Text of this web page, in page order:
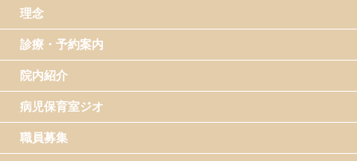
理念
診療・予約案内
院内紹介
病児保育室ジオ
職員募集